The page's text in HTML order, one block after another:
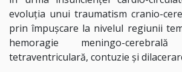
evoluţia unui traumatism cranio-
prin împuşcare la nivelul regiunii
hemoragie meningo-
tetraventriculară, contuzie şi